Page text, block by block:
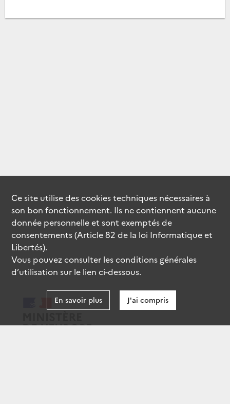
Ce site utilise descookiestechniques nécessaires à
son bon fonctionnement. Ils ne contiennent aucune
donnée personnelle et sont exemptés de
consentements (Article 82 de la loi Informatique et
Libertés).
Vous pouvez consulter les conditions générales
d’utilisation sur le lien ci-dessous.
En savoir plus J'ai compris